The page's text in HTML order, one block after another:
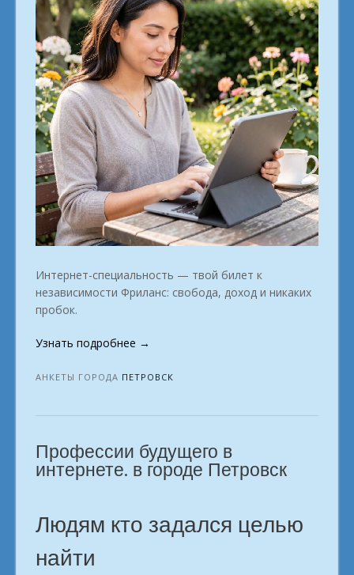
Интернет-специальность — твой билет к
независимости Фриланс: свобода, доход и никаких
пробок.
Узнать подробнее «Как
профессию,
начать
в
сети?
→
АНКЕТЫ ГОРОДА ПЕТРОВСК
Профессии будущего в
интернете. в городе Петровск
Людям кто задался целью
найти